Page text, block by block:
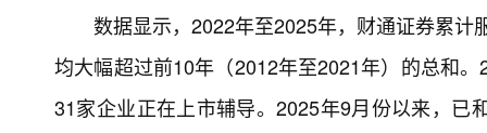
数据显示，2022年至2025年，财通证券累
均大幅超过前10年（2012年至2021年）的总和
31家企业正在上市辅导。2025年9月份以来，已